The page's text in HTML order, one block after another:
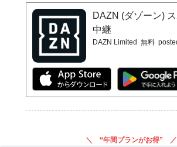
DAZN (ダゾーン)
中継
DAZN Limited 無料
“年間プランがお得”